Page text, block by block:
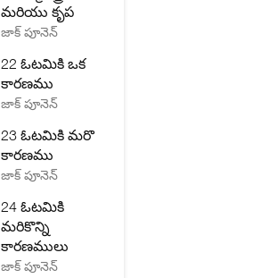
మరియు కృప
జాక్ పూనెన్
22 ఓటమికి ఒక
కారణము
జాక్ పూనెన్
23 ఓటమికి మరొ
కారణము
జాక్ పూనెన్
24 ఓటమికి
మరికొన్ని
కారణములు
జాక్ పూనెన్